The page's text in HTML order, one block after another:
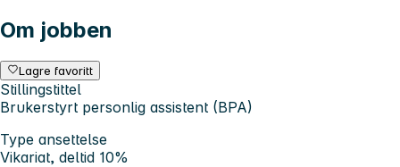
Om jobben
Lagre favoritt
Stillingstittel
Brukerstyrt personlig assistent (BPA)
Type ansettelse
Vikariat, deltid 10%